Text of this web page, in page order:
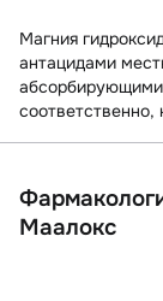
Магния
антацидами
Маалокс